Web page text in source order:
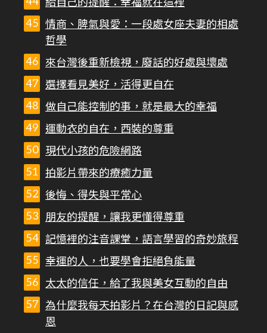
給自己的提醒：幸福就在這裡
情商、脾氣與愛：一段處女座夫妻的相處
哲學
來台灣後重新檢視，廢話的好處與壞處
選擇看見美好，活得更自在
做自己能控制的事，就是最大的幸福
運動衣的自在，西裝的尊重
現代小孩的危險網路
拍影片帶來的療癒力量
後悔、得失與平常心
朋友的提醒，讓我更懂得尊重
記憶裡的注音課堂，語言學習的奇妙旅程
幸運的人，也要學會拒絕負能量
太太的信任，給了我與美女互動的自由
為什麼我每天拍影片？在台灣的日記與感
恩